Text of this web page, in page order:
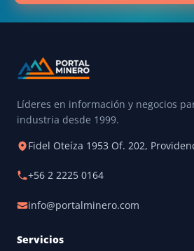
Líderes en información y negocios
industria desde 1999.
Fidel Oteíza 1953 Of. 202,
+56 2 2225 0164
info@portalminero.com
Servicios